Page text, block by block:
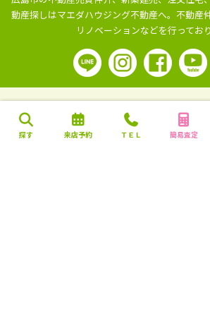
探す 来店予約 ＴＥＬ 簡易査定
動産探しはマエダハウジング不動産へ。 不動産
リノベーションなどを行っており